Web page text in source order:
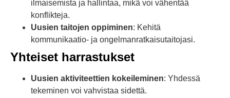
ilmaisemista ja hallintaa, mikä voi vähentää
konflikteja.
Uusien taitojen oppiminen: Kehitä
kommunikaatio- ja ongelmanratkaisutaitojasi.
Yhteiset harrastukset
Uusien aktiviteettien kokeileminen: Yhdessä
tekeminen voi vahvistaa sidettä.